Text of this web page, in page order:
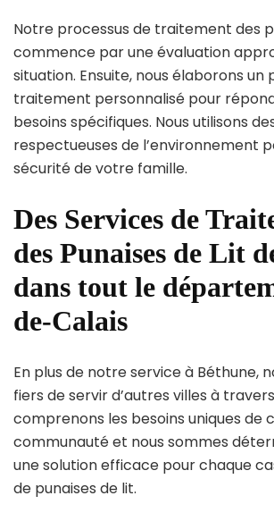
Notre processus de traitement des
commence par une évaluation
situation. Ensuite, nous élaborons un
traitement personnalisé pour
besoins spécifiques. Nous utilisons
respectueuses de l’environnement
sécurité de votre famille.
Des Services de
des Punaises de Lit
dans tout le
de-Calais
En plus de notre service à Béthune,
fiers de servir d’autres villes à
comprenons les besoins uniques de
communauté et nous sommes
une solution efficace pour chaque
de punaises de lit.